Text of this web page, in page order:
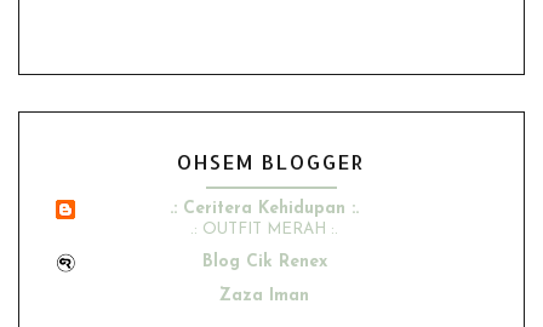
OHSEM BLOGGER
.: Ceritera Kehidupan :.
.: OUTFIT MERAH :.
Blog Cik Renex
Zaza Iman